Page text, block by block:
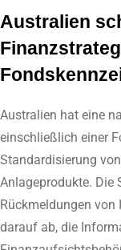
Australien
Australien hat eine
einschließlich einer
Standardisierung
Anlageprodukte. Die
Rückmeldungen
darauf ab, die